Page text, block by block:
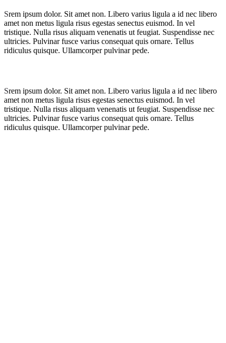
Srem ipsum dolor. Sit amet non. Libero varius ligula a id nec libero
amet non metus ligula risus egestas senectus euismod. In vel
tristique. Nulla risus aliquam venenatis ut feugiat. Suspendisse nec
ultricies. Pulvinar fusce varius consequat quis ornare. Tellus
ridiculus quisque. Ullamcorper pulvinar pede.
Srem ipsum dolor. Sit amet non. Libero varius ligula a id nec libero
amet non metus ligula risus egestas senectus euismod. In vel
tristique. Nulla risus aliquam venenatis ut feugiat. Suspendisse nec
ultricies. Pulvinar fusce varius consequat quis ornare. Tellus
ridiculus quisque. Ullamcorper pulvinar pede.